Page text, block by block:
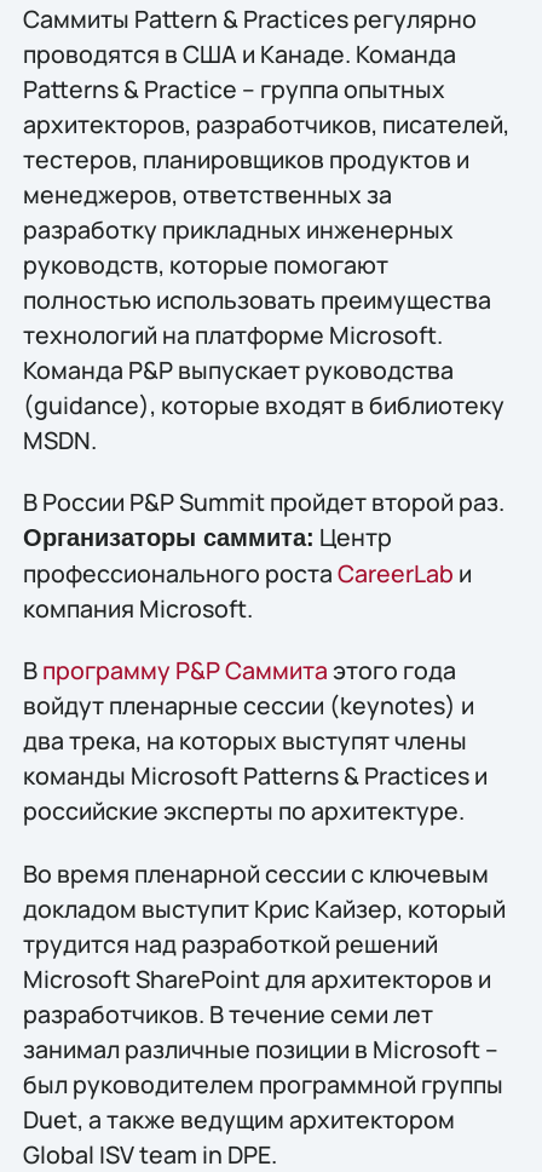
Саммиты Pattern & Practices регулярно
проводятся в США и Канаде. Команда
Patterns & Practice – группа опытных
архитекторов, разработчиков, писателей,
тестеров, планировщиков продуктов и
менеджеров, ответственных за
разработку прикладных инженерных
руководств, которые помогают
полностью использовать преимущества
технологий на платформе Microsoft.
Команда P&P выпускает руководства
(guidance), которые входят в библиотеку
MSDN.
В России P&P Summit пройдет второй раз.
Организаторы саммита: Центр
профессионального ростаCareerLab и
компания Microsoft.
Впрограмму P&P Саммитаэтого года
войдут пленарные сессии (keynotes) и
два трека, на которых выступят члены
команды Microsoft Patterns & Practices и
российские эксперты по архитектуре.
Во время пленарной сессии с ключевым
докладом выступит Крис Кайзер, который
трудится над разработкой решений
Microsoft SharePoint для архитекторов и
разработчиков. В течение семи лет
занимал различные позиции в Microsoft –
был руководителем программной группы
Duet, а также ведущим архитектором
Global ISV team in DPE.